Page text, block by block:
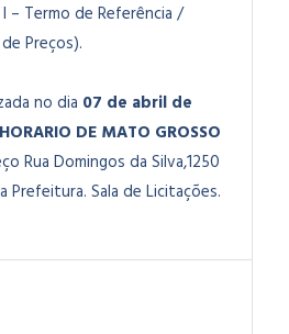
– Termo de Referência /
Preços).
no dia 07 de abril de
DE MATO GROSSO
Rua Domingos da Silva,1250
Prefeitura. Sala de Licitações.